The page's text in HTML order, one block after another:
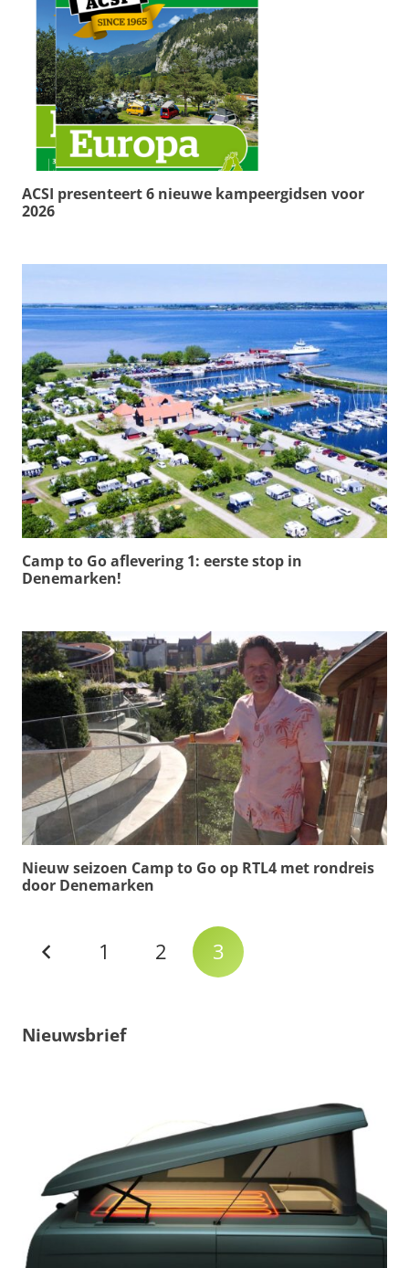
ACSI presenteert 6 nieuwe kampeergidsen voor
2026
Camp to Go aflevering 1: eerste stop in
Denemarken!
Nieuw seizoen Camp to Go op RTL4 met rondreis
door Denemarken
1 2 3
Nieuwsbrief